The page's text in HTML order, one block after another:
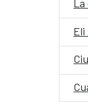
Eli